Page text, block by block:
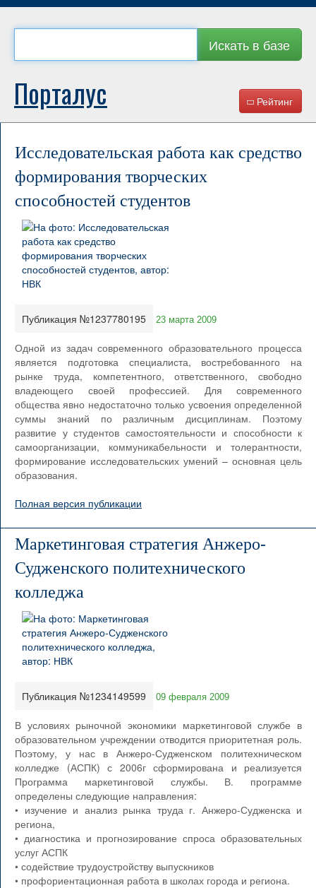
Искать в базе
Рейтинг
Порталус
Исследовательская работа как средство
формирования творческих
способностей студентов
Публикация №1237780195 23 марта 2009
Одной из задач современного образовательного процесса
является подготовка специалиста, востребованного на
рынке труда, компетентного, ответственного, свободно
владеющего своей профессией. Для современного
общества явно недостаточно только усвоения определенной
суммы знаний по различным дисциплинам. Поэтому
развитие у студентов самостоятельности и способности к
самоорганизации, коммуникабельности и толерантности,
формирование исследовательских умений – основная цель
образования.
Полная версия публикации
Маркетинговая стратегия Анжеро-
Судженского политехнического
колледжа
Публикация №1234149599 09 февраля 2009
В условиях рыночной экономики маркетинговой службе в
образовательном учреждении отводится приоритетная роль.
Поэтому, у нас в Анжеро-Судженском политехническом
колледже (АСПК) с 2006г сформирована и реализуется
Программа маркетинговой службы. В. программе
определены следующие направления:
• изучение и анализ рынка труда г. Анжеро-Судженска и
региона,
• диагностика и прогнозирование спроса образовательных
услуг АСПК
• содействие трудоустройству выпускников
• профориентационная работа в школах города и региона.